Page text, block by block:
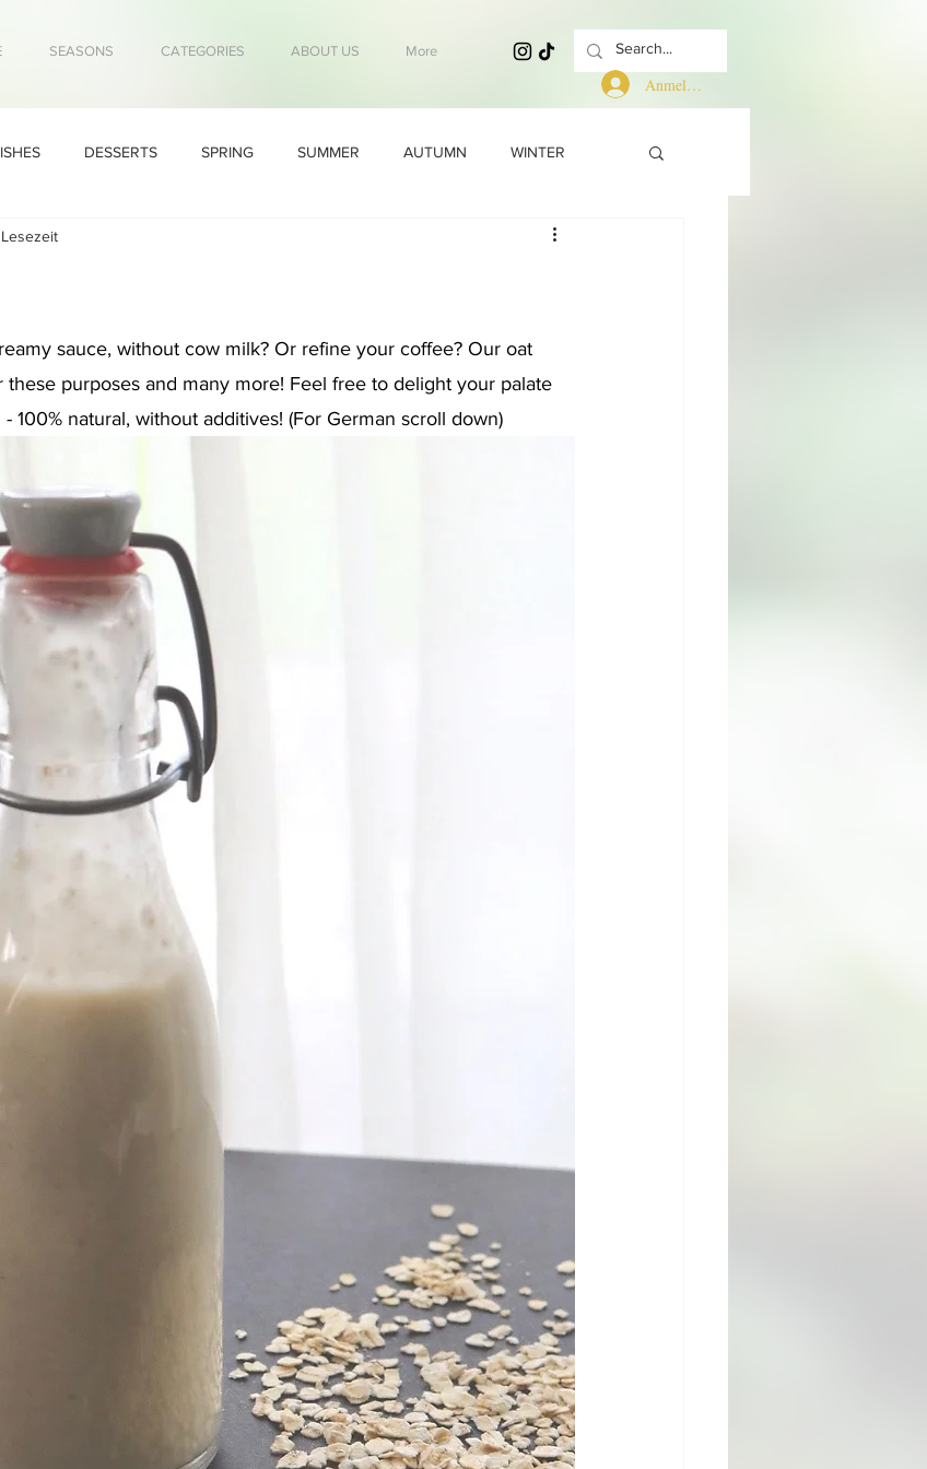
SEASONS CATEGORIES ABOUT US More
Anmelden
DESSERTS SPRING SUMMER AUTUMN WINTER
sauce, without cow milk? Or refine your coffee? Our oat
purposes and many more! Feel free to delight your palate
100% natural, without additives! (For German scroll down)